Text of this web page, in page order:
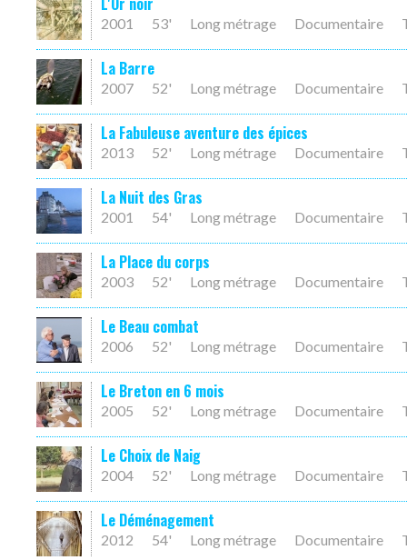
2001 53' Long métrage Documentaire
La Barre
2007 52' Long métrage Documentaire
La Fabuleuse aventure des épices
2013 52' Long métrage Documentaire
La Nuit des Gras
2001 54' Long métrage Documentaire
La Place du corps
2003 52' Long métrage Documentaire
Le Beau combat
2006 52' Long métrage Documentaire
Le Breton en 6 mois
2005 52' Long métrage Documentaire
Le Choix de Naig
2004 52' Long métrage Documentaire
Le Déménagement
2012 54' Long métrage Documentaire